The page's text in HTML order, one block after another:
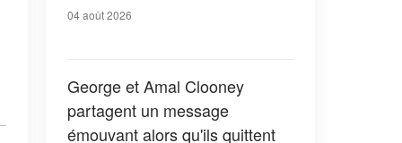
04 août 2026
George et Amal Clooney
partagent un message
émouvant alors qu'ils quittent